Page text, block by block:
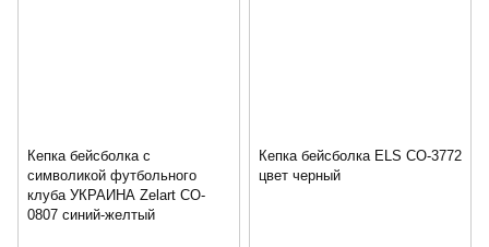
Кепка бейсболка с
символикой футбольного
клуба УКРАИНА Zelart CO-
0807 синий-желтый
Кепка бейсболка ELS CO-3772
цвет черный